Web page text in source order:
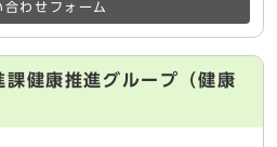
合わせフォーム
健康推進グループ（健康